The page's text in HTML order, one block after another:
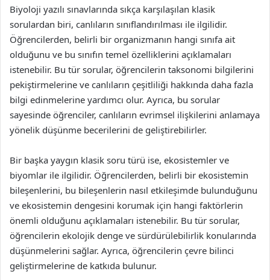
Biyoloji yazılı sınavlarında sıkça karşılaşılan klasik
sorulardan biri, canlıların sınıflandırılması ile ilgilidir.
Öğrencilerden, belirli bir organizmanın hangi sınıfa ait
olduğunu ve bu sınıfın temel özelliklerini açıklamaları
istenebilir. Bu tür sorular, öğrencilerin taksonomi bilgilerini
pekiştirmelerine ve canlıların çeşitliliği hakkında daha fazla
bilgi edinmelerine yardımcı olur. Ayrıca, bu sorular
sayesinde öğrenciler, canlıların evrimsel ilişkilerini anlamaya
yönelik düşünme becerilerini de geliştirebilirler.
Bir başka yaygın klasik soru türü ise, ekosistemler ve
biyomlar ile ilgilidir. Öğrencilerden, belirli bir ekosistemin
bileşenlerini, bu bileşenlerin nasıl etkileşimde bulunduğunu
ve ekosistemin dengesini korumak için hangi faktörlerin
önemli olduğunu açıklamaları istenebilir. Bu tür sorular,
öğrencilerin ekolojik denge ve sürdürülebilirlik konularında
düşünmelerini sağlar. Ayrıca, öğrencilerin çevre bilinci
geliştirmelerine de katkıda bulunur.